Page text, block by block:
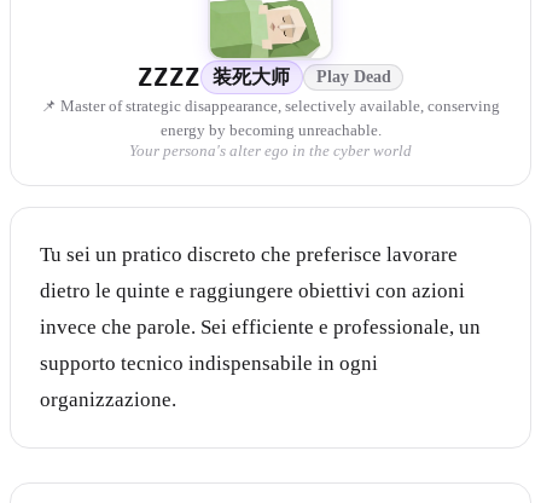
ZZZZ 装死大师 Play Dead
📌 Master of strategic disappearance, selectively available, conserving
energy by becoming unreachable.
Your persona's alter ego in the cyber world
Tu sei un pratico discreto che preferisce lavorare
dietro le quinte e raggiungere obiettivi con azioni
invece che parole. Sei efficiente e professionale, un
supporto tecnico indispensabile in ogni
organizzazione.